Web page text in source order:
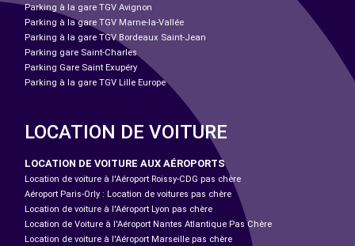
Parking à la gare TGV Avignon
Parking à la gare TGV Marne-la-Vallée
Parking à la gare TGV Bordeaux Saint-Jean
Parking gare Saint-Charles
Parking Gare Saint Exupéry
Parking à la gare TGV Lille Europe
LOCATION DE VOITURE
LOCATION DE VOITURE AUX AÉROPORTS
Location de voiture à l'Aéroport Roissy-CDG pas chère
Aéroport Paris-Orly : Location de voitures pas chère
Location de voiture à l'Aéroport Lyon pas chère
Location de Voiture à l'Aéroport Nantes Atlantique Pas Chère
Location de voiture à l'Aéroport Marseille pas chère